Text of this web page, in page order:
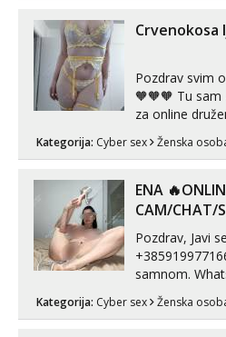
Crvenokosa
Pozdrav svim
🧡🧡🧡 Tu
za online
možete
ako vam
😉 Radim i
line pozive. Za
Kategorija: Cyber sex Ženska
ENA
CAM/CHAT/
Pozdrav, Javi se porukom na br.
samnom. WhatsApp 👉+385919977166
Telegram
videopozive s
Kategorija: Cyber sex Ženska